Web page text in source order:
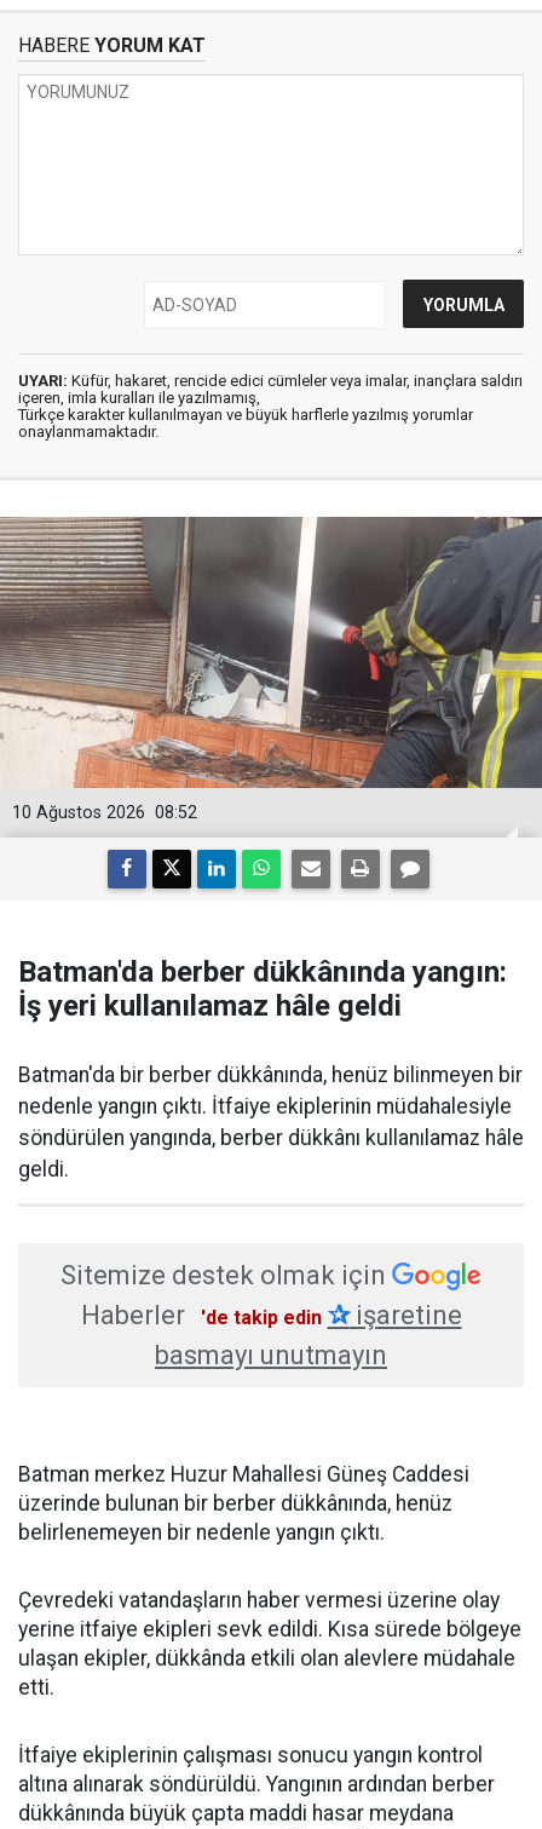
HABERE YORUM KAT
UYARI: Küfür, hakaret, rencide edici cümleler veya imalar, inançlara saldırı
içeren, imla kuralları ile yazılmamış,
Türkçe karakter kullanılmayan ve büyük harflerle yazılmış yorumlar
onaylanmamaktadır.
08:52
10 Ağustos 2026
Batman'da berber dükkânında yangın:
İş yeri kullanılamaz hâle geldi
Batman'da bir berber dükkânında, henüz bilinmeyen bir
nedenle yangın çıktı. İtfaiye ekiplerinin müdahalesiyle
söndürülen yangında, berber dükkânı kullanılamaz hâle
geldi.
Sitemize destek olmak için
Haberler
'de takip edin ✰işaretine
basmayı unutmayın
Batman merkez Huzur Mahallesi Güneş Caddesi
üzerinde bulunan bir berber dükkânında, henüz
belirlenemeyen bir nedenle yangın çıktı.
Çevredeki vatandaşların haber vermesi üzerine olay
yerine itfaiye ekipleri sevk edildi. Kısa sürede bölgeye
ulaşan ekipler, dükkânda etkili olan alevlere müdahale
etti.
İtfaiye ekiplerinin çalışması sonucu yangın kontrol
altına alınarak söndürüldü. Yangının ardından berber
dükkânında büyük çapta maddi hasar meydana